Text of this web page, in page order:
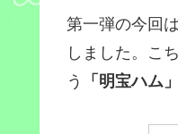
第一弾の今回
しました。こ
う
「明宝ハム」